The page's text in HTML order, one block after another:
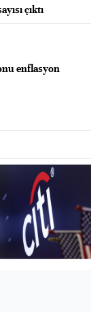
çıktı
enflasyon